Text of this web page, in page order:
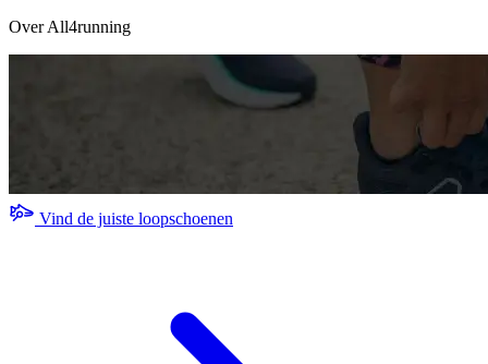
Over All4running
Vind de juiste loopschoenen